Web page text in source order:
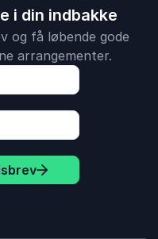
i din indbakke
og få løbende gode
arrangementer.